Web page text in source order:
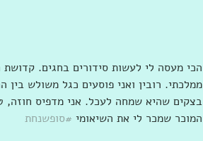
הכי מעסה לי לעשות סידורים בחגים.
ממלכתי. רובין ואני פוסעים כגל משולש
בצקים שהיא שמחה לעכל. אני מדפיס
המוכר שמכר לי את השיאומי #סופשנחת